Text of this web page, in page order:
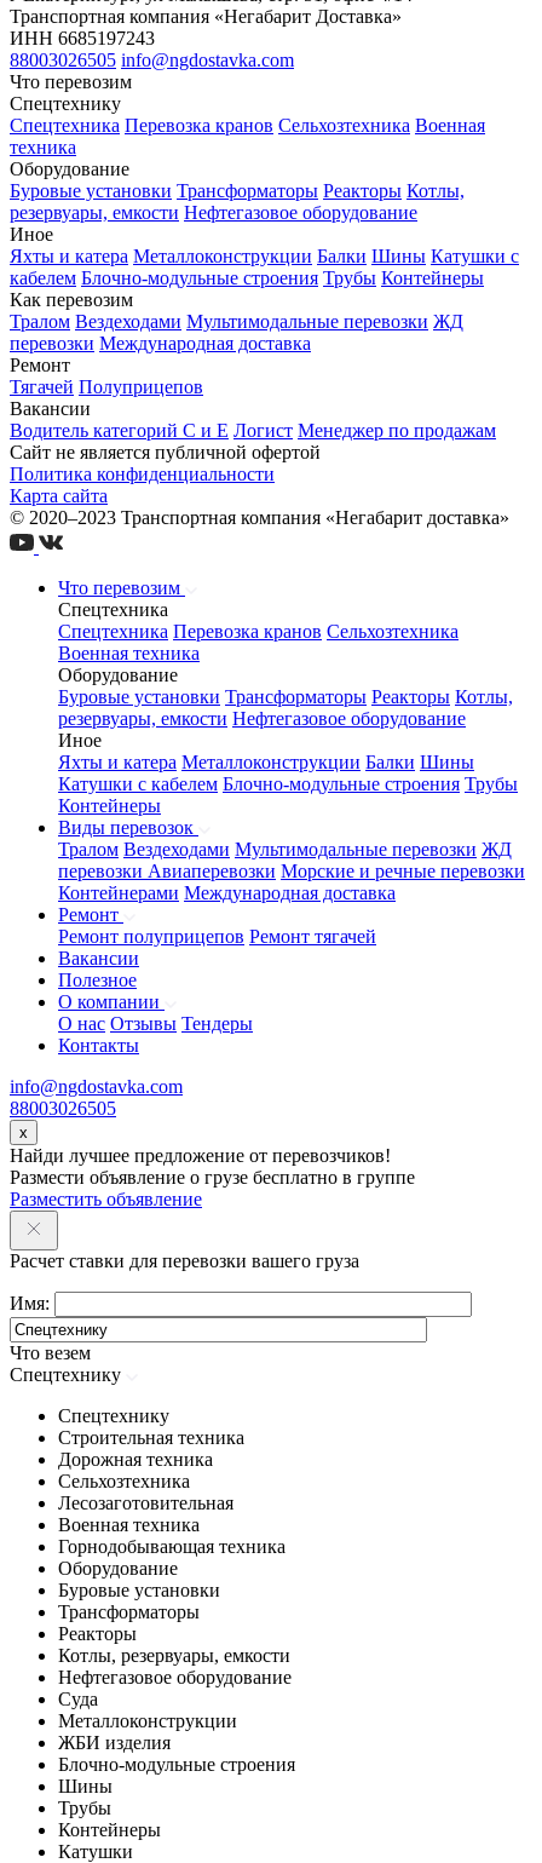
Транспортная компания «Негабарит Доставка»
ИНН 6685197243
88003026505 info@ngdostavka.com
Что перевозим
Спецтехнику
Спецтехника Перевозка кранов Сельхозтехника Военная
техника
Оборудование
Буровые установки Трансформаторы Реакторы Котлы,
резервуары, емкости Нефтегазовое оборудование
Иное
Яхты и катера Металлоконструкции Балки Шины Катушки с
кабелем Блочно-модульные строения Трубы Контейнеры
Как перевозим
Тралом Вездеходами Мультимодальные перевозки ЖД
перевозки Международная доставка
Ремонт
Тягачей Полуприцепов
Вакансии
Водитель категорий С и Е Логист Менеджер по продажам
Сайт не является публичной офертой
Политика конфиденциальности
Карта сайта
© 2020–2023 Транспортная компания «Негабарит доставка»
Что перевозим
Спецтехника
Спецтехника Перевозка кранов Сельхозтехника
Военная техника
Оборудование
Буровые установки Трансформаторы Реакторы Котлы,
резервуары, емкости Нефтегазовое оборудование
Иное
Яхты и катера Металлоконструкции Балки Шины
Катушки с кабелем Блочно-модульные строения Трубы
Контейнеры
Виды перевозок
Тралом Вездеходами Мультимодальные перевозки ЖД
перевозки Авиаперевозки Морские и речные перевозки
Контейнерами Международная доставка
Ремонт
Ремонт полуприцепов Ремонт тягачей
Вакансии
Полезное
О компании
О нас Отзывы Тендеры
Контакты
info@ngdostavka.com
88003026505
x
Найди лучшее предложение от перевозчиков!
Размести объявление о грузе бесплатно в группе
Разместить объявление
Расчет ставки для перевозки вашего груза
Имя:
Что везем
Спецтехнику
Спецтехнику
Строительная техника
Дорожная техника
Сельхозтехника
Лесозаготовительная
Военная техника
Горнодобывающая техника
Оборудование
Буровые установки
Трансформаторы
Реакторы
Котлы, резервуары, емкости
Нефтегазовое оборудование
Cуда
Металлоконструкции
ЖБИ изделия
Блочно-модульные строения
Шины
Трубы
Контейнеры
Катушки